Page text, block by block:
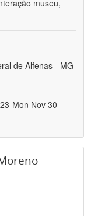
museu,
de Alfenas - MG
Mon Nov 30